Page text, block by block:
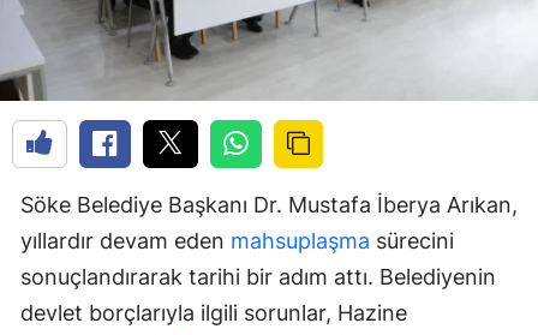
Söke Belediye Başkanı Dr. Mustafa İberya Arıkan,
yıllardır devam eden mahsuplaşma sürecini
sonuçlandırarak tarihi bir adım attı. Belediyenin
devlet borçlarıyla ilgili sorunlar, Hazine